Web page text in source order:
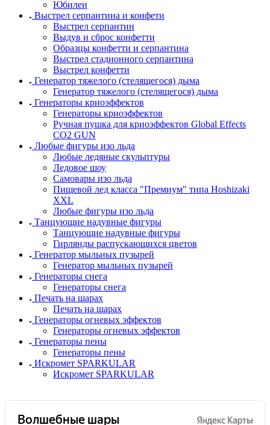
Юбилеи
Выстрел серпантина и конфети
Выстрел серпантин
Выдув и сброс конфетти
Образцы конфетти и серпантина
Выстрел стадионного серпантина
Выстрел конфетти
Генератор тяжелого (стелящегося) дыма
Генератор тяжелого (стелящегося) дыма
Генераторы криоэффектов
Генераторы криоэффектов
Ручная пушка для криоэффектов Global Effects
CO2 GUN
Любые фигуры изо льда
Любые ледяные скульптуры
Ледовое шоу
Самовары изо льда
Пищевой лед класса "Премиум" типа Hoshizaki
XXL
Любые фигуры изо льда
Танцующие надувные фигуры
Танцующие надувные фигуры
Гирлянды распускающихся цветов
Генератор мыльных пузырей
Генератор мыльных пузырей
Генераторы снега
Генераторы снега
Печать на шарах
Печать на шарах
Генераторы огневых эффектов
Генераторы огневых эффектов
Генераторы пены
Генераторы пены
Искромет SPARKULAR
Искромет SPARKULAR